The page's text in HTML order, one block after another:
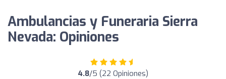
Ambulancias y Funeraria Sierra
Nevada: Opiniones
4.8/5 (22 Opiniones)